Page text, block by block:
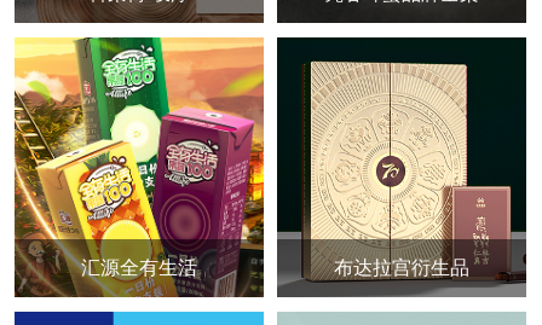
汇源全有生活 布达拉宫衍生品